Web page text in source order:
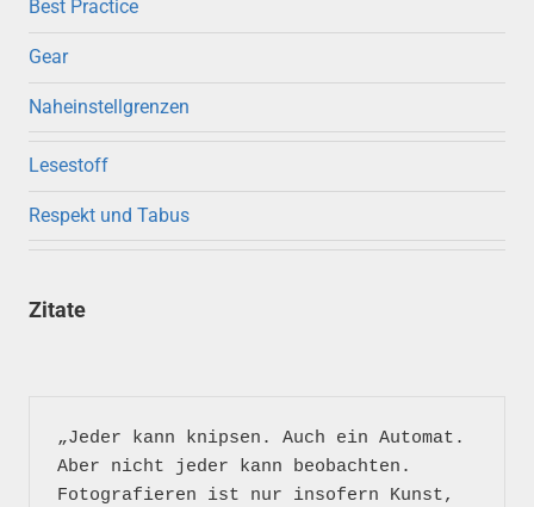
Best Practice
Gear
Naheinstellgrenzen
Lesestoff
Respekt und Tabus
Zitate
„Jeder kann knipsen. Auch ein Automat.
Aber nicht jeder kann beobachten.
Fotografieren ist nur insofern Kunst,